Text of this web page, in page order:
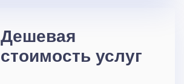
Дешевая
стоимость услуг